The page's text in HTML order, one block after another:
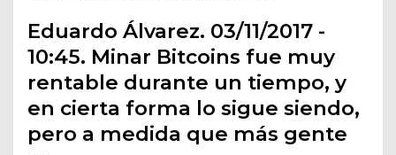
Eduardo Álvarez. 03/11/2017 -
10:45. Minar Bitcoins fue muy
rentable durante un tiempo, y
en cierta forma lo sigue siendo,
pero a medida que más gente